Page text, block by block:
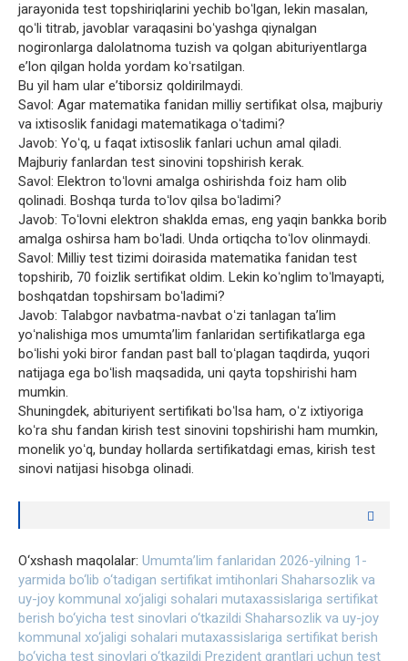
jarayonida test topshiriqlarini yechib boʻlgan, lekin masalan,
qoʻli titrab, javoblar varaqasini boʻyashga qiynalgan
nogironlarga dalolatnoma tuzish va qolgan abituriyentlarga
eʼlon qilgan holda yordam koʻrsatilgan.
Bu yil ham ular eʼtiborsiz qoldirilmaydi.
Savol: Agar matematika fanidan milliy sertifikat olsa, majburiy
va ixtisoslik fanidagi matematikaga oʻtadimi?
Javob: Yoʻq, u faqat ixtisoslik fanlari uchun amal qiladi.
Majburiy fanlardan test sinovini topshirish kerak.
Savol: Elektron toʻlovni amalga oshirishda foiz ham olib
qolinadi. Boshqa turda toʻlov qilsa boʻladimi?
Javob: Toʻlovni elektron shaklda emas, eng yaqin bankka borib
amalga oshirsa ham boʻladi. Unda ortiqcha toʻlov olinmaydi.
Savol: Milliy test tizimi doirasida matematika fanidan test
topshirib, 70 foizlik sertifikat oldim. Lekin koʻnglim toʻlmayapti,
boshqatdan topshirsam boʻladimi?
Javob: Talabgor navbatma-navbat oʻzi tanlagan taʼlim
yoʻnalishiga mos umumtaʼlim fanlaridan sertifikatlarga ega
boʻlishi yoki biror fandan past ball toʻplagan taqdirda, yuqori
natijaga ega boʻlish maqsadida, uni qayta topshirishi ham
mumkin.
Shuningdek, abituriyent sertifikati boʻlsa ham, oʻz ixtiyoriga
koʻra shu fandan kirish test sinovini topshirishi ham mumkin,
monelik yoʻq, bunday hollarda sertifikatdagi emas, kirish test
sinovi natijasi hisobga olinadi.
O‘xshash maqolalar: Umumta’lim fanlaridan 2026-yilning 1-
yarmida bo‘lib o‘tadigan sertifikat imtihonlari Shaharsozlik va
uy-joy kommunal xo‘jaligi sohalari mutaxassislariga sertifikat
berish bo‘yicha test sinovlari o‘tkazildi Shaharsozlik va uy-joy
kommunal xo‘jaligi sohalari mutaxassislariga sertifikat berish
bo‘yicha test sinovlari o‘tkazildi Prezident grantlari uchun test